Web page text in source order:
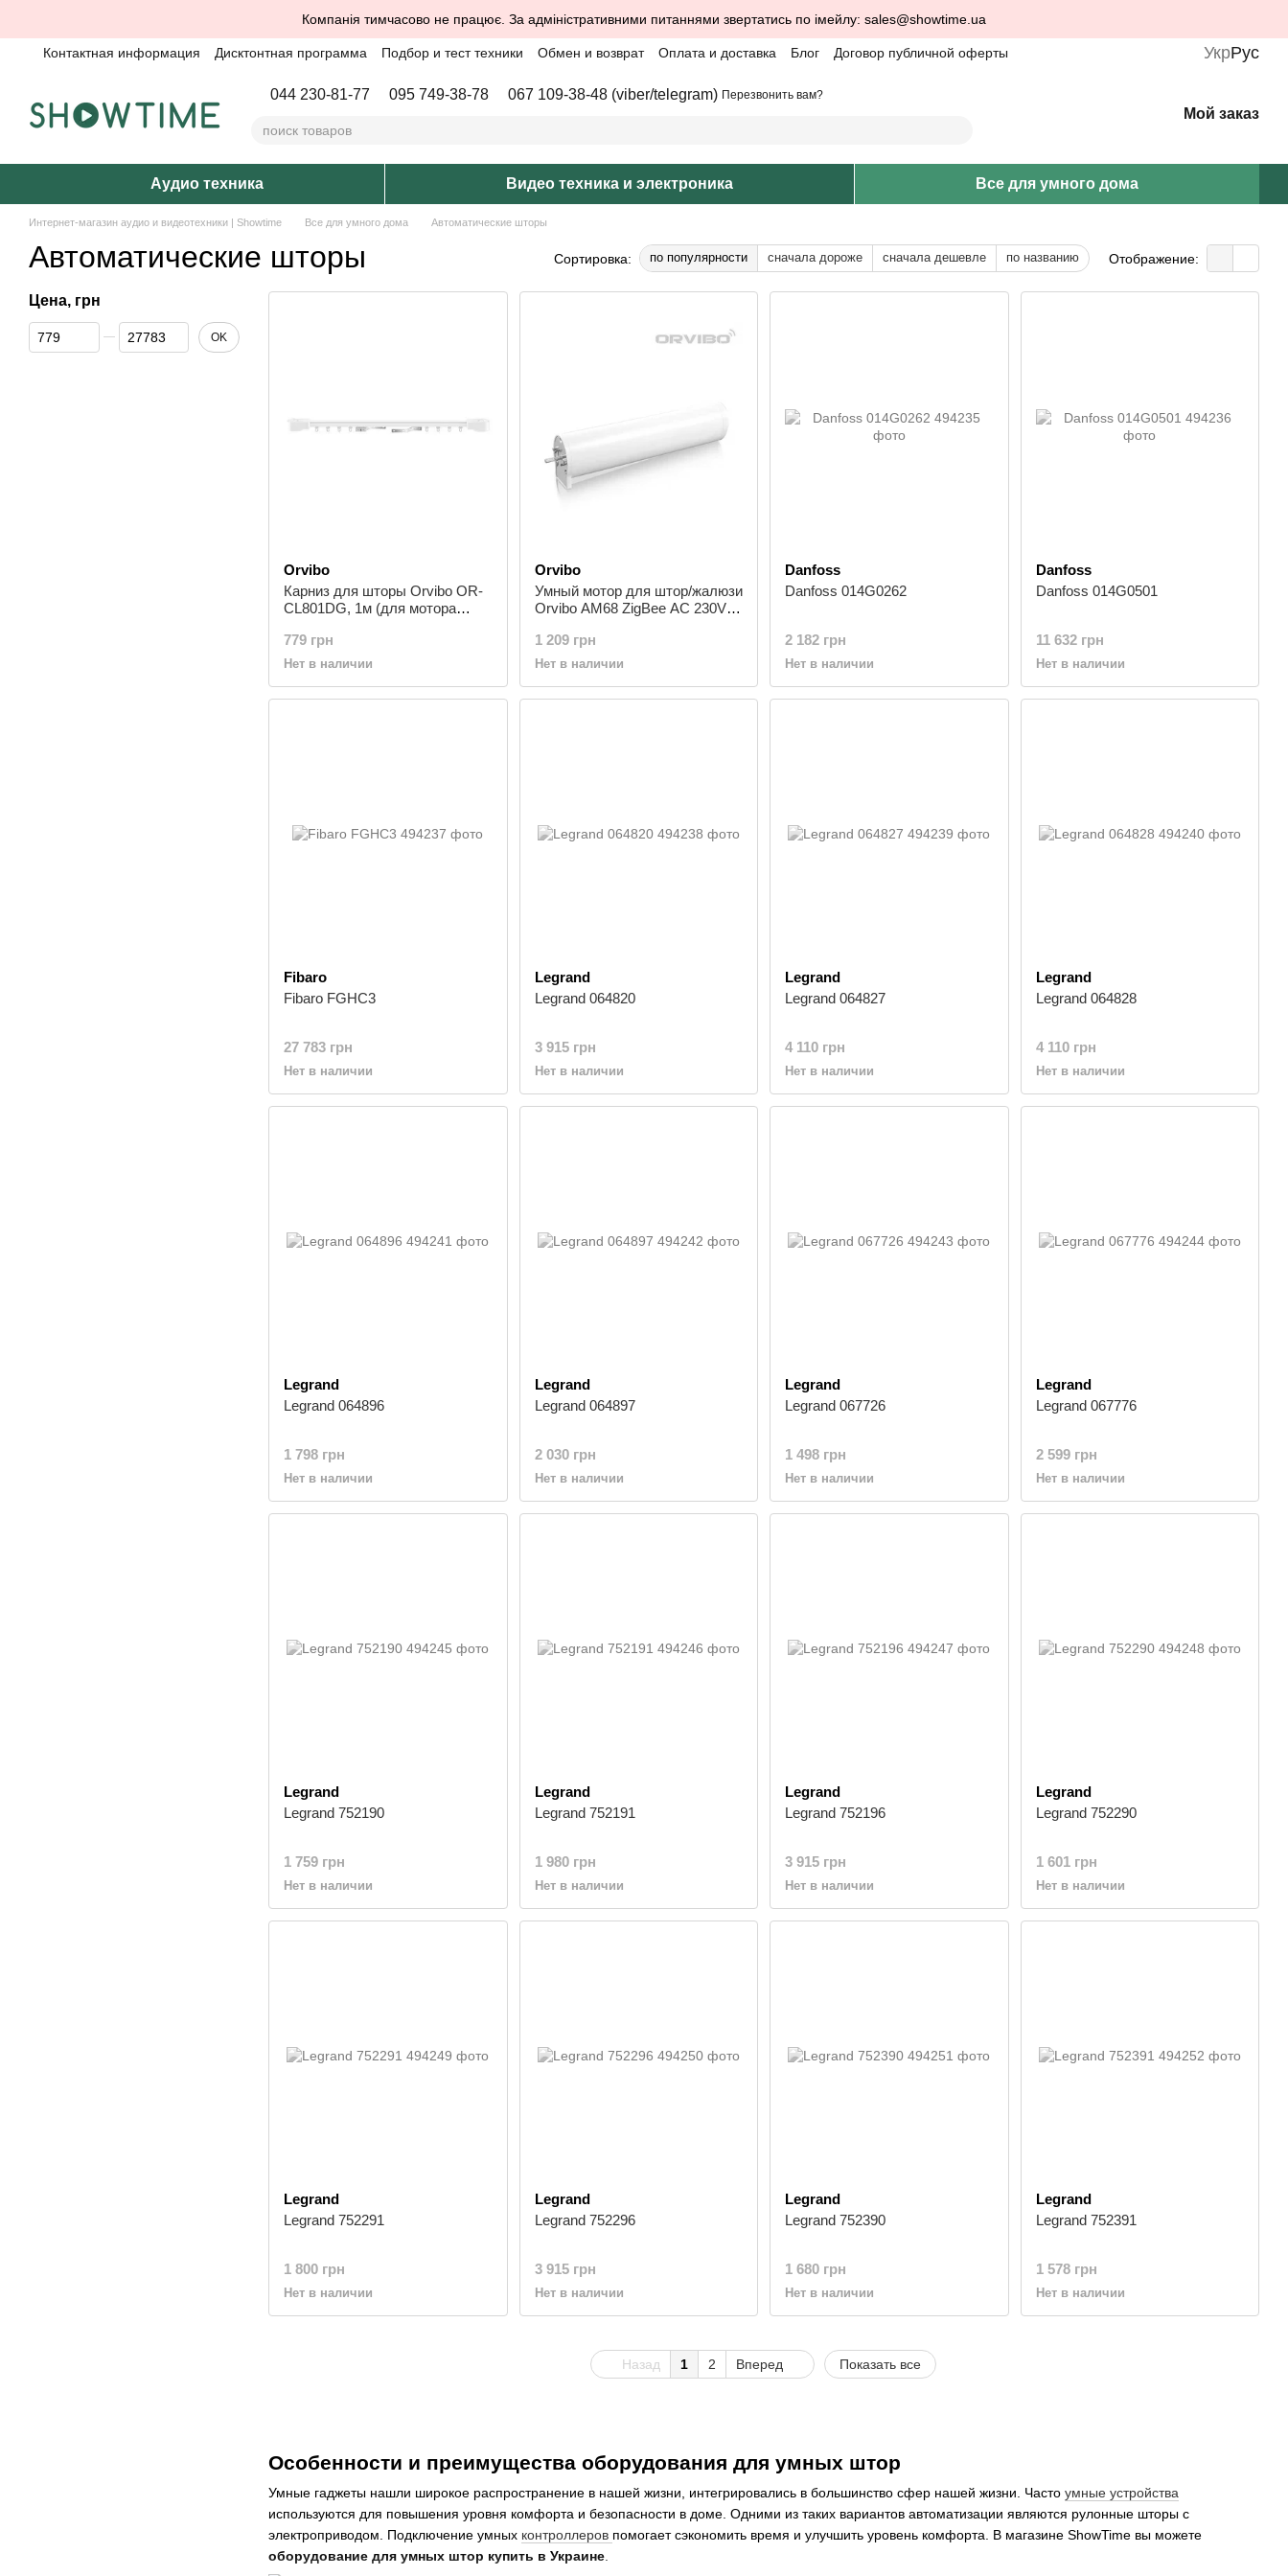
Компанія тимчасово не працює. За адміністративними питаннями звертатись по імейлу: sales@showtime.ua
Контактная информация Дисктонтная программа Подбор и тест техники Обмен и возврат Оплата и доставка Блог Договор публичной оферты УкрРус
044 230-81-77 095 749-38-78 067 109-38-48 (viber/telegram) Перезвонить вам?
Мой заказ
Аудио техника Видео техника и электроника Все для умного дома
Интернет-магазин аудио и видеотехники | Showtime Все для умного дома Автоматические шторы
Автоматические шторы Сортировка: по популярности сначала дороже сначала дешевле по названию Отображение:
Особенности и преимущества оборудования для умных штор
Умные гаджеты нашли широкое распространение в нашей жизни, интегрировались в большинство сфер нашей жизни. Часто умные устройства
используются для повышения уровня комфорта и безопасности в доме. Одними из таких вариантов автоматизации являются рулонные шторы с
электроприводом. Подключение умных контроллеров помогает сэкономить время и улучшить уровень комфорта. В магазине ShowTime вы можете
оборудование для умных штор купить в Украине
Orvibo
Карниз для шторы Orvibo OR-
CL801DG, 1м (для мотора
779 грн
Нет в наличии
Orvibo
Умный мотор для штор/жалюзи
Orvibo AM68 ZigBee AC 230V
1 209 грн
Нет в наличии
Danfoss
Danfoss 014G0262
2 182 грн
Нет в наличии
Danfoss
Danfoss 014G0501
11 632 грн
Нет в наличии
Fibaro
Fibaro FGHC3
27 783 грн
Нет в наличии
Legrand
Legrand 064820
3 915 грн
Нет в наличии
Legrand
Legrand 064827
4 110 грн
Нет в наличии
Legrand
Legrand 064828
4 110 грн
Нет в наличии
Legrand
Legrand 064896
1 798 грн
Нет в наличии
Legrand
Legrand 064897
2 030 грн
Нет в наличии
Legrand
Legrand 067726
1 498 грн
Нет в наличии
Legrand
Legrand 067776
2 599 грн
Нет в наличии
Legrand
Legrand 752190
1 759 грн
Нет в наличии
Legrand
Legrand 752191
1 980 грн
Нет в наличии
Legrand
Legrand 752196
3 915 грн
Нет в наличии
Legrand
Legrand 752290
1 601 грн
Нет в наличии
Legrand
Legrand 752291
1 800 грн
Нет в наличии
Legrand
Legrand 752296
3 915 грн
Нет в наличии
Legrand
Legrand 752390
1 680 грн
Нет в наличии
Legrand
Legrand 752391
1 578 грн
Нет в наличии
Назад 1 2 Вперед Показать все
Цена, грн
От Цена, грн
До Цена, грн OK